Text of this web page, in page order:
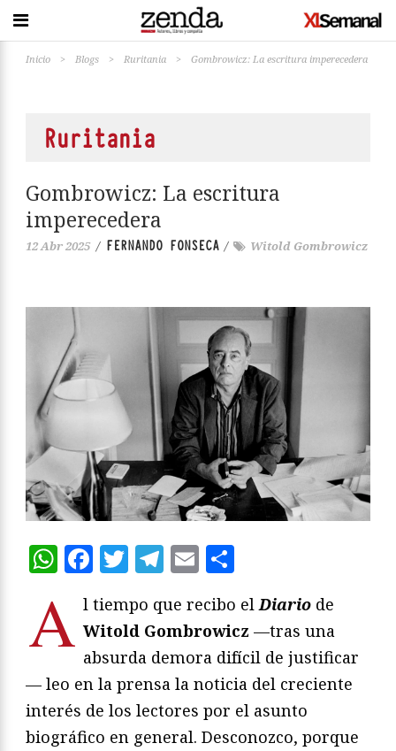
Inicio > Blogs > Ruritania > Gombrowicz: La escritura imperecedera
Ruritania
Gombrowicz: La escritura
imperecedera
12 Abr 2025 / FERNANDO FONSECA / Witold Gombrowicz
WhatsApp
Facebook
Twitter
Telegram
Email
A l tiempo que recibo el Diario de
Witold Gombrowicz —tras una
absurda demora difícil de justificar
— leo en la prensa la noticia del creciente
interés de los lectores por el asunto
biográfico en general. Desconozco, porque